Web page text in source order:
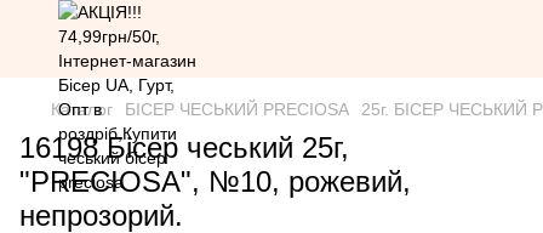
Каталог БІСЕР ЧЕСЬКИЙ PRECIOSA 25г. БІСЕР ЧЕСЬКИЙ
16198 Бісер чеський 25г,
"PRECIOSA", №10, рожевий,
непрозорий.